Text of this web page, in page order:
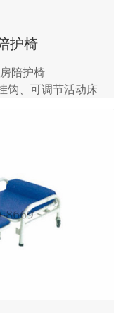
护椅
陪护椅
钩、可调节活动床
挂钩挂搭在病床
脚收合..